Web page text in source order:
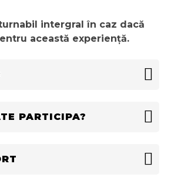
intergral în caz dacă
această experiență.
PARTICIPA?